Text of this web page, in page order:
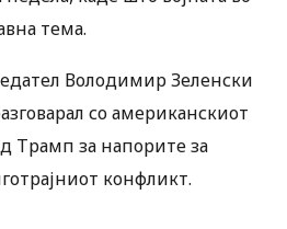
тема.
Володимир Зеленски
со американскиот
Трамп за напорите за
конфликт.